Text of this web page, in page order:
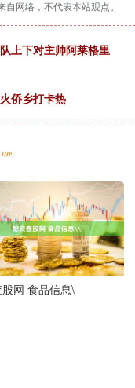
网络，不代表本站观点。
上下对主帅阿莱格里
侨乡打卡热
网 食品信息\